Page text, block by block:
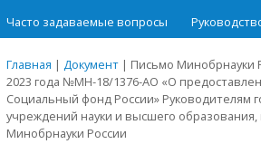
Часто задаваемые вопросы
Главная | Документ | Письмо Минобрнауки
2023 года №МН-18/1376-АО «О
Социальный фонд России» Руководителям
учреждений науки и высшего
Минобрнауки России